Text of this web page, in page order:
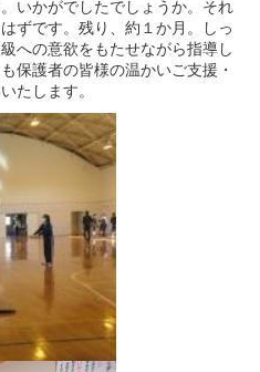
いかがでしたでしょうか。それ
ずです。残り、約１か月。しっ
への意欲をもたせながら指導し
保護者の皆様の温かいご支援・
たします。